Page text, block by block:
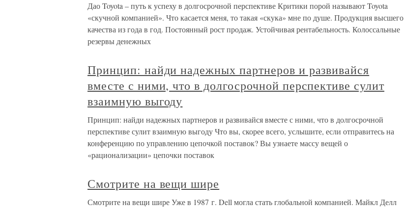
Дао Toyota – путь к успеху в долгосрочной перспективе Критики порой называют Toyota
«скучной компанией». Что касается меня, то такая «скука» мне по душе. Продукция высшего
качества из года в год. Постоянный рост продаж. Устойчивая рентабельность. Колоссальные
резервы денежных
Принцип: найди надежных партнеров и развивайся
вместе с ними, что в долгосрочной перспективе сулит
взаимную выгоду
Принцип: найди надежных партнеров и развивайся вместе с ними, что в долгосрочной
перспективе сулит взаимную выгоду Что вы, скорее всего, услышите, если отправитесь на
конференцию по управлению цепочкой поставок? Вы узнаете массу вещей о
«рационализации» цепочки поставок
Смотрите на вещи шире
Смотрите на вещи шире Уже в 1987 г. Dell могла стать глобальной компанией. Майкл Делл